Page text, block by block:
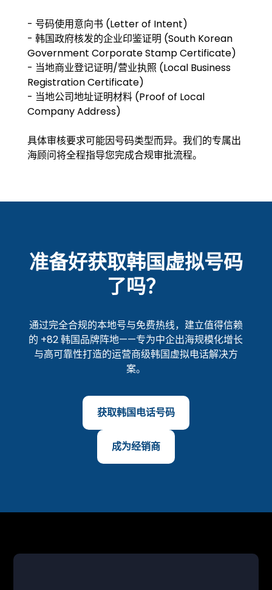
- 号码使用意向书 (Letter of Intent)
- 韩国政府核发的企业印鉴证明 (South Korean
Government Corporate Stamp Certificate)
- 当地商业登记证明/营业执照 (Local Business
Registration Certificate)
- 当地公司地址证明材料 (Proof of Local
Company Address)
具体审核要求可能因号码类型而异。我们的专属出
海顾问将全程指导您完成合规审批流程。
准备好获取韩国虚拟号码
了吗？
通过完全合规的本地号与免费热线，建立值得信赖
的 +82 韩国品牌阵地——专为中企出海规模化增长
与高可靠性打造的运营商级韩国虚拟电话解决方
案。
获取韩国电话号码
成为经销商